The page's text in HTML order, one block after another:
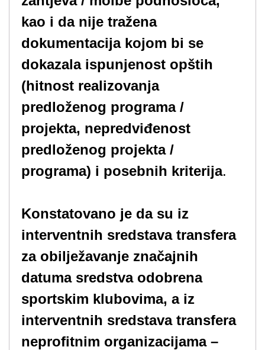
kao i da nije tražena
dokumentacija kojom bi se
dokazala ispunjenost opštih
(hitnost realizovanja
predloženog programa /
projekta, nepredviđenost
predloženog projekta /
programa) i posebnih kriterija.
Konstatovano je da su iz
interventnih sredstava transfera
za obilježavanje značajnih
datuma sredstva odobrena
sportskim klubovima, a iz
interventnih sredstava transfera
neprofitnim organizacijama –